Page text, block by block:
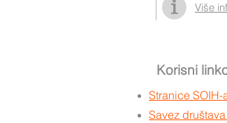
Više
Korisni
Stranice SOIH-
Savez